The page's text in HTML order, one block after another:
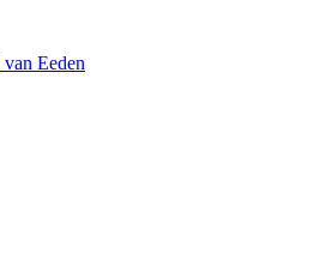
van Eeden